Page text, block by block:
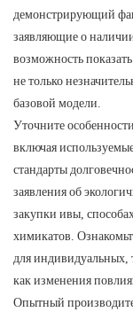
демонстрирующий
заявляющие о
возможность
не только
базовой модели.
Уточните
включая
стандарты
заявления об
закупки ивы,
химикатов.
для индивидуальных,
как изменения
Опытный